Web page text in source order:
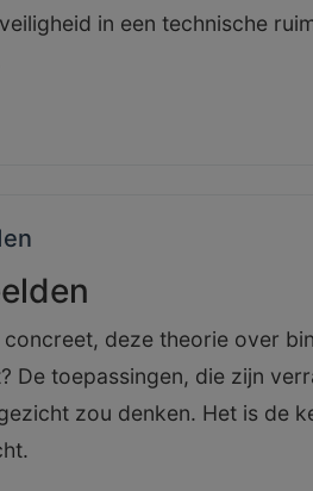
in een technische
deze theorie over
De toepassingen, die zijn
zou denken. Het is de